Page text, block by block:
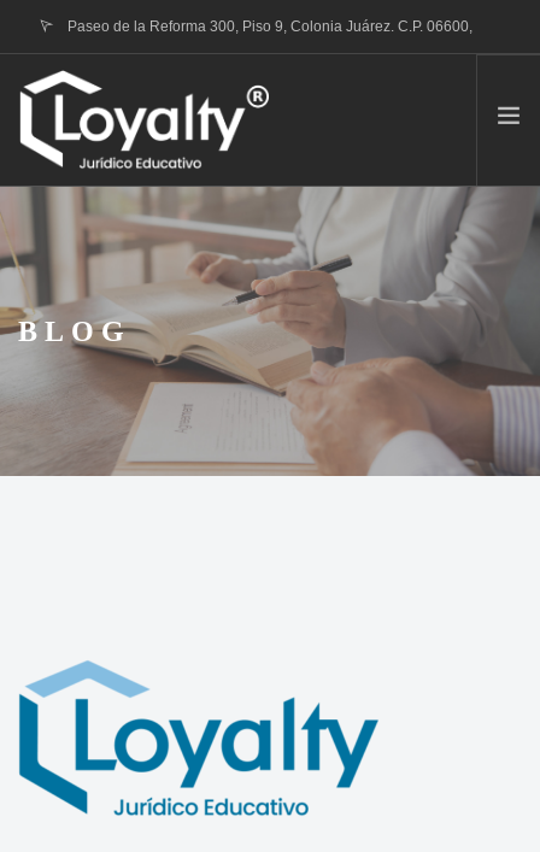
Paseo de la Reforma 300, Piso 9, Colonia Juárez. C.P. 06600,
Ciudad de México
contacto@loyalty.mx
QUIENES SOMOS
TRÁMITE RVOE
PORTAFOLIO DE SERVICIOS
CONTACTO
BLOG